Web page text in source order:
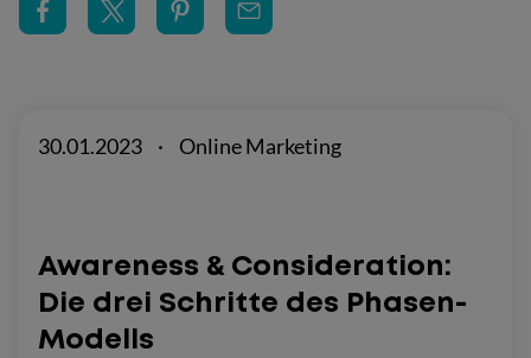
30.01.2023 · Online Marketing
Awareness & Consideration:
Die drei Schritte des Phasen-
Modells